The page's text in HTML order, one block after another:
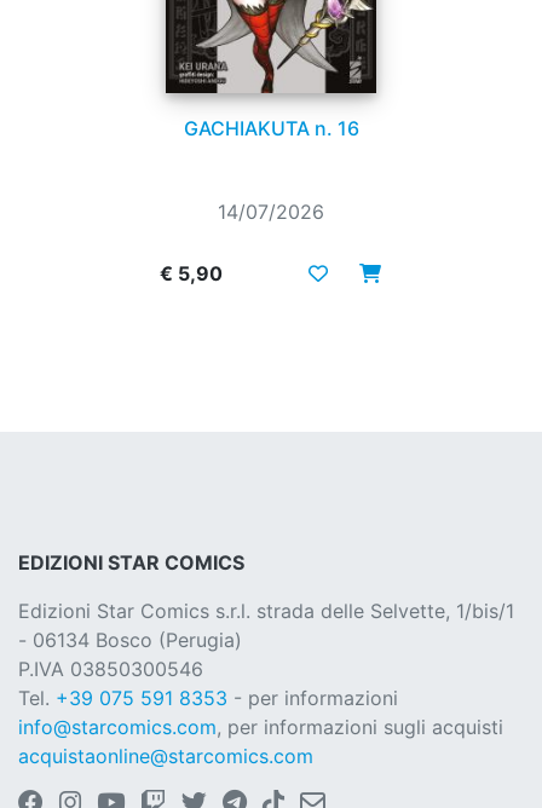
GACHIAKUTA n. 16
14/07/2026
€ 5,90
EDIZIONI STAR COMICS
Edizioni Star Comics s.r.l. strada delle Selvette, 1/bis/1
- 06134 Bosco (Perugia)
P.IVA 03850300546
Tel. +39 075 591 8353 - per informazioni
info@starcomics.com, per informazioni sugli acquisti
acquistaonline@starcomics.com